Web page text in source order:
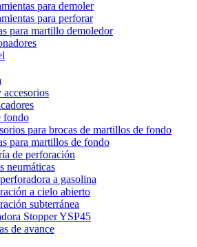
para demoler
para perforar
para martillo demoledor
fondo
para brocas de martillos de fondo
para martillos de fondo
de perforación
neumáticas
a gasolina
a cielo abierto
subterránea
Stopper YSP45
de avance